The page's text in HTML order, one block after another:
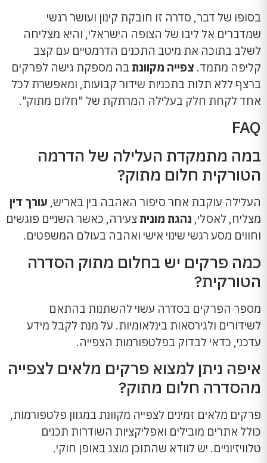
בסופו של דבר, סדרה זו חובקת קינון ועושר רגשי
שמדברים אל ליבו של הצופה הישראלי, והיא מצליחה
לשלב בתוכה את מיטב התכנים הדרמטיים עם קצב
קליפה מתמד. צפייה מקוונת בה מספקת גישה לפרקים
ברצף ללא תלות בתכניות שידור קבועות, ומאפשרת לכל
אחד לקחת חלק בעלילה המרתקת של "חלום מתוק".
FAQ
במה מתמקדת העלילה של הדרמה
הטורקית חלום מתוק?
העלילה עוקבת אחר סיפור האהבה בין באריש, עורך דין
מצליח, לאסלי, נהגת מונית צעירה, כאשר השניים פוגשים
וחווים מסע רגשי שינוי אישי ואהבה בעולם המשפטים.
כמה פרקים יש בחלום מתוק הסדרה
הטורקית?
מספר הפרקים בסדרה עשוי להשתנות בהתאם
לשידורים ולגירסאות בינלאומיות. על מנת לקבל מידע
עדכני, כדאי לבדוק בפלטפורמות הצפייה.
איפה ניתן למצוא פרקים מלאים לצפייה
מהסדרה חלום מתוק?
פרקים מלאים זמינים לצפייה מקוונת במגוון פלטפורמות,
כולל אתרים מובילים ואפליקציות השודרות תכנים
טלוויזיוניים. יש לוודא שהתוכן מוצג באופן חוקי.